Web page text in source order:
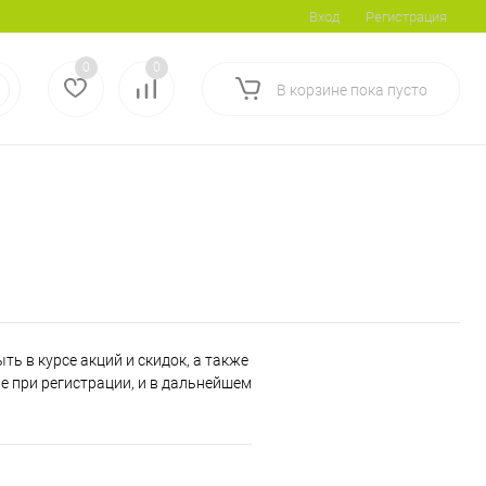
Вход Регистрация
0 0
В корзине пока пусто
в курсе акций и скидок, а также
при регистрации, и в дальнейшем